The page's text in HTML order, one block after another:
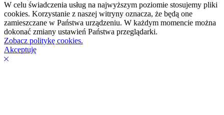
W celu świadczenia usług na najwyższym poziomie stosujemy pliki
cookies. Korzystanie z naszej witryny oznacza, że będą one
zamieszczane w Państwa urządzeniu. W każdym momencie można
dokonać zmiany ustawień Państwa przeglądarki.
Zobacz politykę cookies.
Akceptuję